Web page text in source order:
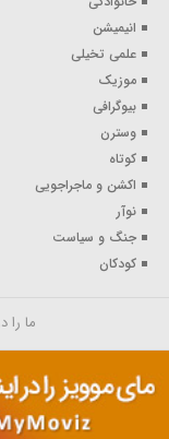
انیمیشن
علمی تخیلی
موزیک
بیوگرافی
وسترن
کوتاه
اکشن و ماجراجویی
نوآر
جنگ و سیاست
کودکان
ما را